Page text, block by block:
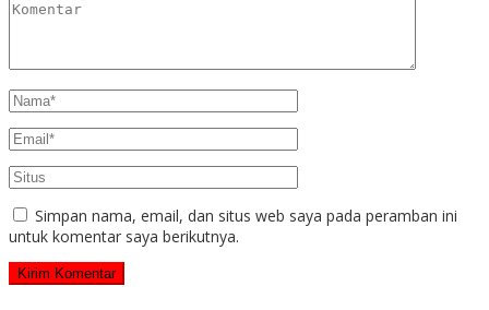
Simpan nama, email, dan situs web saya pada peramban ini
untuk komentar saya berikutnya.